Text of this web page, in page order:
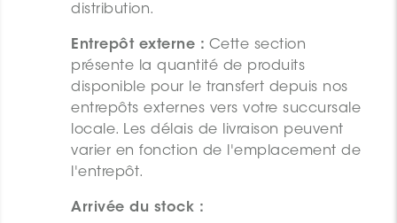
distribution.
Entrepôt externe : Cette section
présente la quantité de produits
disponible pour le transfert depuis nos
entrepôts externes vers votre succursale
locale. Les délais de livraison peuvent
varier en fonction de l'emplacement de
l'entrepôt.
Arrivée du stock :